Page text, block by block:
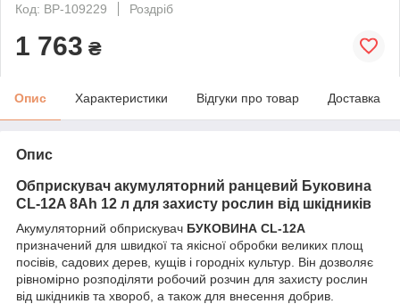
Код: BP-109229
Роздріб
1 763 ₴
Опис Характеристики Відгуки про товар Доставка
Опис
Обприскувач акумуляторний ранцевий Буковина
CL-12A 8Ah 12 л для захисту рослин від шкідників
Акумуляторний обприскувач БУКОВИНА CL-12A
призначений для швидкої та якісної обробки великих площ
посівів, садових дерев, кущів і городніх культур. Він дозволяє
рівномірно розподіляти робочий розчин для захисту рослин
від шкідників та хвороб, а також для внесення добрив.